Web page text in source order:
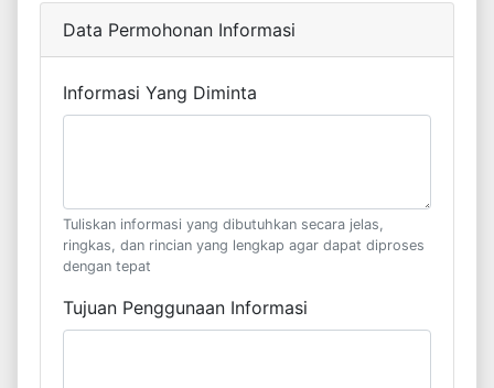
Data Permohonan Informasi
Informasi Yang Diminta
Tuliskan informasi yang dibutuhkan secara jelas,
ringkas, dan rincian yang lengkap agar dapat diproses
dengan tepat
Tujuan Penggunaan Informasi